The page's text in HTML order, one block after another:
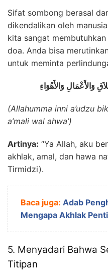
Sifat sombong berasal
dikendalikan oleh
kita sangat
doa. Anda bisa
untuk meminta
وَالأَعْمَالِ وَالأَهْوَاءِ
(Allahumma inni a’udzu
a’mali wal ahwa’)
Artinya: “Ya Allah, aku
akhlak, amal, dan hawa
Tirmidzi).
Baca juga: Adab
Mengapa Akhlak
5. Menyadari Bahwa
Titipan